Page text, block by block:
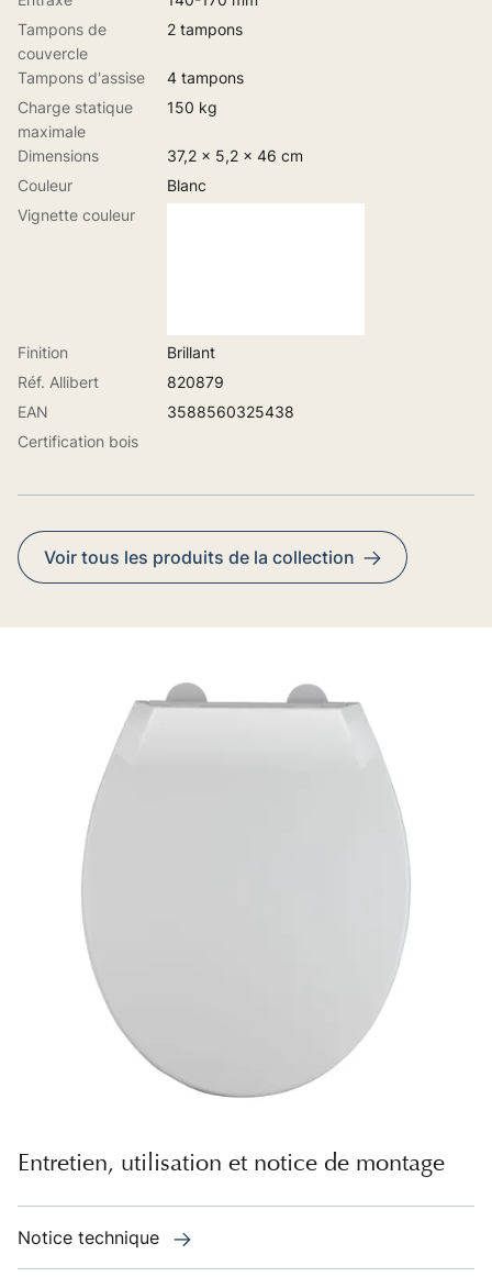
Tampons de
couvercle
2 tampons
Tampons d'assise
4 tampons
Charge statique
maximale
150 kg
Dimensions
37,2 x 5,2 x 46 cm
Couleur
Blanc
Vignette couleur
Finition
Brillant
Réf. Allibert
820879
EAN
3588560325438
Certification bois
Voir tous les produits de la collection
Entretien, utilisation et notice de montage
Notice technique